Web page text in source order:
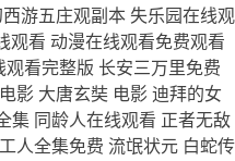
游五庄观副本 失乐园在线观
观看 动漫在线观看免费观看
看完整版 长安三万里免费
影 大唐玄奘 电影 迪拜的女
集 同龄人在线观看 正者无敌
人全集免费 流氓状元 白蛇传